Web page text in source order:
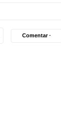
Comentar ·